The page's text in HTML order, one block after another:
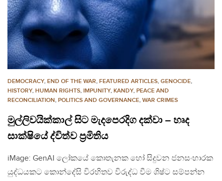
DEMOCRACY, END OF THE WAR, FEATURED ARTICLES, GENOCIDE,
HISTORY, HUMAN RIGHTS, IMPUNITY, KANDY, PEACE AND
RECONCILIATION, POLITICS AND GOVERNANCE, WAR CRIMES
මුල්ලිවයික්කාල් සිට මැදපෙරදිග දක්වා – හෘද
සාක්ෂියේ ද්විත්ව ප්‍රමිතිය
iMage: GenAI ලෝකයේ කොතැනක හෝ සිදුවන ජනසංහාරක
යුද්ධයකට කොන්දේසි විරහිතව විරුද්ධ වීම ශිෂ්ට සම්පන්න